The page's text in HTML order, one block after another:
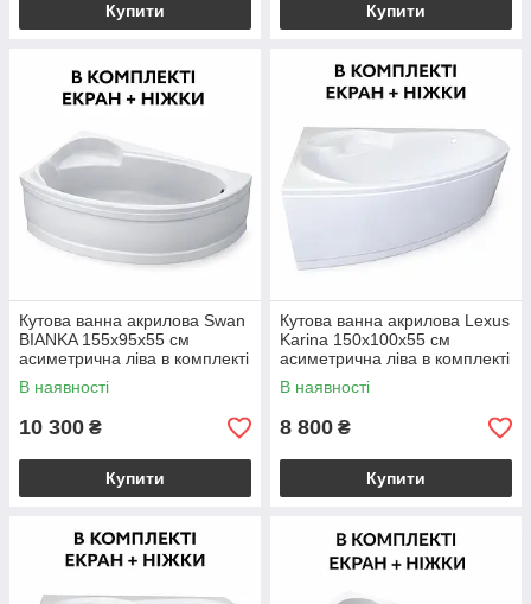
Купити Купити
Кутова ванна акрилова Swan
BIANKA 155x95х55 см
асиметрична ліва в комплекті
ніжки та екран для ванни
В наявності
10 300 ₴
Купити
Кутова ванна акрилова Lexus
Karina 150x100х55 см
асиметрична ліва в комплекті
ніжки та екран для ванни
В наявності
8 800 ₴
Купити